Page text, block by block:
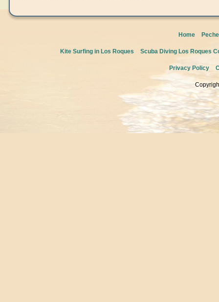
Home
Kite Surfing in Los Roques Scuba Diving Los Roques
Privacy Policy